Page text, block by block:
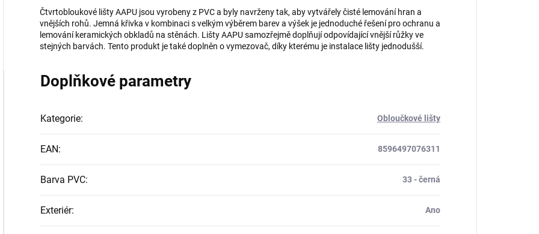
Čtvrtobloukové lišty AAPU jsou vyrobeny z PVC a byly navrženy tak, aby vytvářely čisté lemování hran a
vnějších rohů. Jemná křivka v kombinaci s velkým výběrem barev a výšek je jednoduché řešení pro ochranu a
lemování keramických obkladů na stěnách. Lišty AAPU samozřejmě doplňují odpovídající vnější růžky ve
stejných barvách. Tento produkt je také doplněn o vymezovač, díky kterému je instalace lišty jednodušší.
Doplňkové parametry
Kategorie: Obloučkové lišty
EAN: 8596497076311
Barva PVC: 33 - černá
Exteriér: Ano